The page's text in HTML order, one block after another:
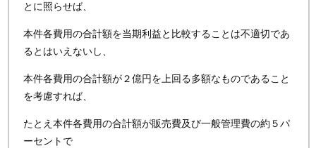
とに照らせば、
本件各費用の合計額を当期利益と比較することは不適切であ
るとはいえないし、
本件各費用の合計額が２億円を上回る多額なものであること
を考慮すれば、
たとえ本件各費用の合計額が販売費及び一般管理費の約５パ
ーセントで